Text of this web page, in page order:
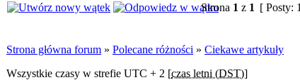
Strona 1 z 1 [ Posty:
Strona główna forum » Polecane różności » Ciekawe artykuły
Wszystkie czasy w strefie UTC + 2 [czas letni (DST)]